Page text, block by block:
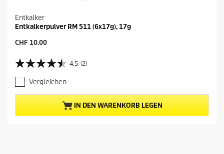
Entkalker
Entkalkerpulver RM 511 (6x17g), 17g
A
t
u
e
l
l
e
r
CHF 10.00
4.5 (2)
4
.
5
v
o
n
Vergleichen
IN DEN WARENKORB LEGEN